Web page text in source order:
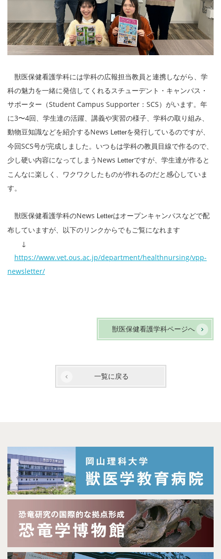
獣医保健看護学科には学科の広報担当教員と連携しながら、学
科の魅力を一緒に発信してくれるスチューデント・キャンパス・
サポーター（Student Campus Supporter：SCS）がいます。年
に3〜4回、学生達の活躍、講義や実習の様子、学科の取り組み、
動物豆知識などを紹介するNews
Letterを発行しているのですが、
今回SCS号が完成しました。いつもは学科の教員目線で作るので、
少し硬い内容になってしまうNews
Letterですが、学生達が作ると
こんなに楽しく、ワクワクしたものが作れるのだと感心していま
す。
獣医保健看護学科のNews Letterはオープンキャンパスなどで配
布していますが、以下のリンクからでもご覧になれます
↓
https://www.vet.ous.ac.jp/department/healthnursing/vpp-
newsletter/
獣医保健看護学科ページへ
一覧に戻る